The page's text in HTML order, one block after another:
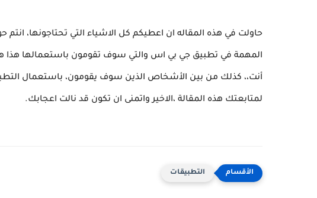
حاولت في هذه المقاله ان اعطيكم كل الاشياء التي تحتاجونها،
المهمة في تطبيق جي بي اس والتي سوف تقومون باستعمالها هذا
أنت،، كذلك من بين الأشخاص الذين سوف يقومون، باستعمال
لمتابعتك هذه المقالة ،الاخير واتمنى ان تكون قد نالت اعجابك.
التطبيقات